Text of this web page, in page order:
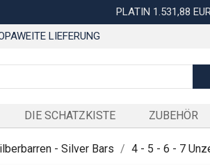
PLATIN 1.531,88
LIEFERUNG
DIE SCHATZKISTE ZUBEHÖR
- Silver Bars 4 - 5 - 6 - 7